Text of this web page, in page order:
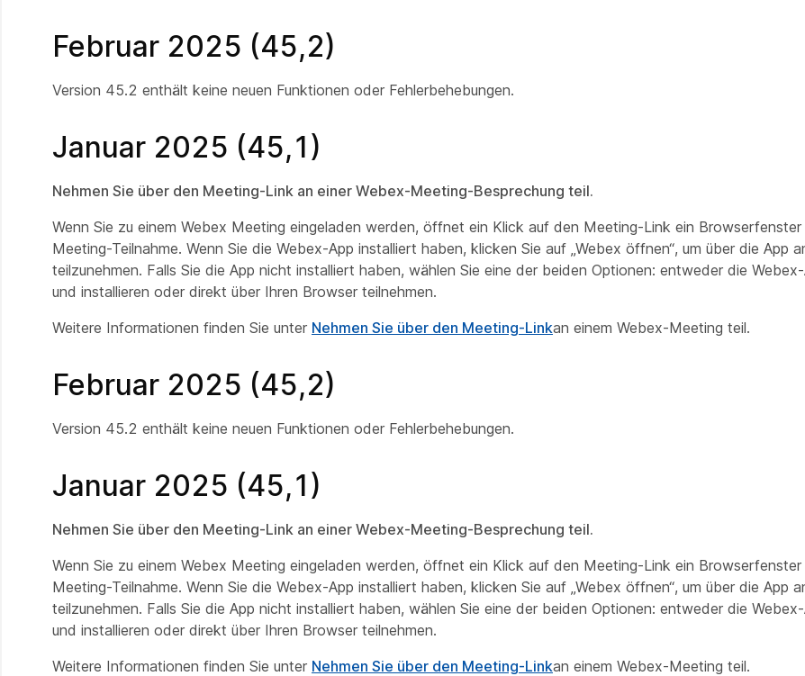
Februar 2025 (45,2)
Version 45.2 enthält keine neuen Funktionen oder Fehlerbehebungen.
Januar 2025 (45,1)
Nehmen Sie über den Meeting-Link an einer Webex-Meeting-Besprechung teil.
Wenn Sie zu einem Webex Meeting eingeladen werden, öffnet ein Klick auf den Meeting-Link ein
Meeting-Teilnahme. Wenn Sie die Webex-App installiert haben, klicken Sie auf „Webex öffnen“, um über die App
teilzunehmen. Falls Sie die App nicht installiert haben, wählen Sie eine der beiden Optionen: entweder die
und installieren oder direkt über Ihren Browser teilnehmen.
Weitere Informationen finden Sie unter Nehmen Sie über den Meeting-Linkan einem Webex-Meeting teil.
Februar 2025 (45,2)
Version 45.2 enthält keine neuen Funktionen oder Fehlerbehebungen.
Januar 2025 (45,1)
Nehmen Sie über den Meeting-Link an einer Webex-Meeting-Besprechung teil.
Wenn Sie zu einem Webex Meeting eingeladen werden, öffnet ein Klick auf den Meeting-Link ein
Meeting-Teilnahme. Wenn Sie die Webex-App installiert haben, klicken Sie auf „Webex öffnen“, um über die App
teilzunehmen. Falls Sie die App nicht installiert haben, wählen Sie eine der beiden Optionen: entweder die
und installieren oder direkt über Ihren Browser teilnehmen.
Weitere Informationen finden Sie unter Nehmen Sie über den Meeting-Linkan einem Webex-Meeting teil.